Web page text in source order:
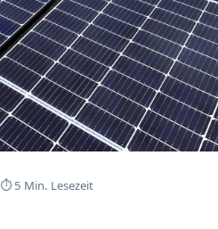
⏱ 5 Min. Lesezeit